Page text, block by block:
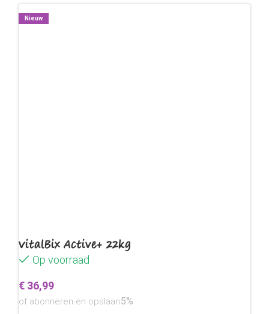
Nieuw
VitalBix Active+ 22kg
Op voorraad
€ 36,99
of abonneren en opslaan5%